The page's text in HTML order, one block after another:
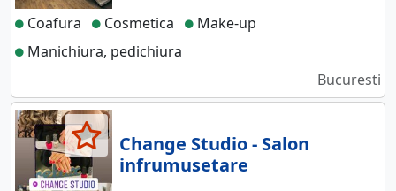
Coafura Cosmetica
Make-up
Manichiura, pedichiura
Bucuresti
Change Studio - Salon
infrumusetare